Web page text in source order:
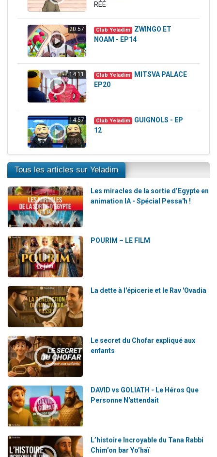
RÉÉ
20:57 Club Yeladim
ZWINGO ET
NOAM - EP14
14:11 Club Yeladim
MITSVA PALACE
EP20
14:57 Club Yeladim
GUIGNOLS - EP
12
Tous les articles sur Yeladim
Les miracles de la sortie d’Egypte en
animation IA - Spécial Pessa'h !
POURIM – LE FILM
La dette à l'épicerie et le Rav 'Ovadia
Le secret du Chofar expliqué aux
enfants
DAVID vs GOLIATH - Le Héros Que
Personne N'attendait
L’histoire Incroyable du Tana Rabbi
Chim’on bar Yo’haï